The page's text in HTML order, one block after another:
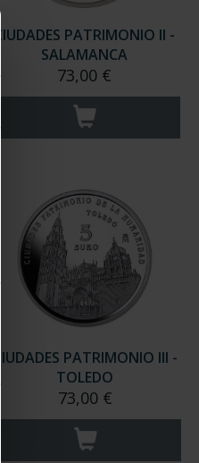
CIUDADES PATRIMONIO II -
SALAMANCA
73,00 €
CIUDADES PATRIMONIO III -
TOLEDO
73,00 €